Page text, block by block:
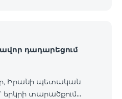
դադարեցում
Իրանի պետական
երկրի տարածքում